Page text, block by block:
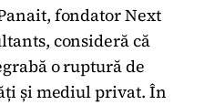
fondator Next
consideră că
o ruptură de
și mediul privat. În